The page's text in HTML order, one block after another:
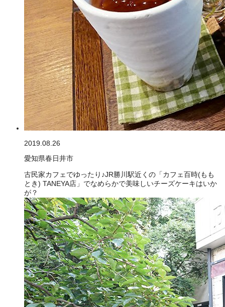
2019.08.26
愛知県春日井市
古民家カフェでゆったり♪JR勝川駅近くの「カフェ百時(もも
とき) TANEYA店」でなめらかで美味しいチーズケーキはいか
が？